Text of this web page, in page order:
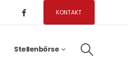
KONTAKT
Stellenbörse